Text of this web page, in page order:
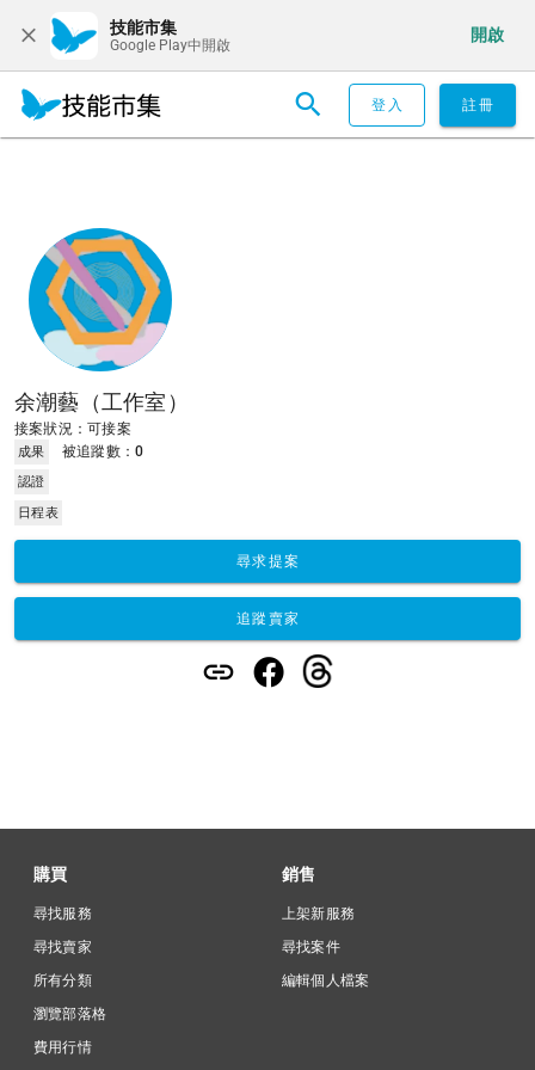
技能市集
Google Play中開啟
開啟
登入 註冊
余潮藝（工作室）
接案狀況：可接案
成果 被追蹤數：0
認證
日程表
尋求提案
追蹤賣家
購買
尋找服務
尋找賣家
所有分類
瀏覽部落格
費用行情
銷售
上架新服務
尋找案件
編輯個人檔案